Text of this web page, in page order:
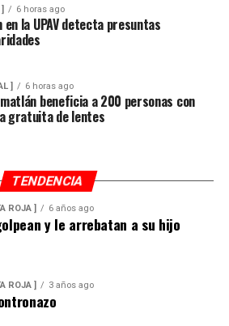
6 horas ago
en la UPAV detecta presuntas
] 6 horas ago
beneficia a 200 personas con
gratuita de lentes
TENDENCIA
ROJA ] 6 años ago
y le arrebatan a su hijo
ROJA ] 3 años ago